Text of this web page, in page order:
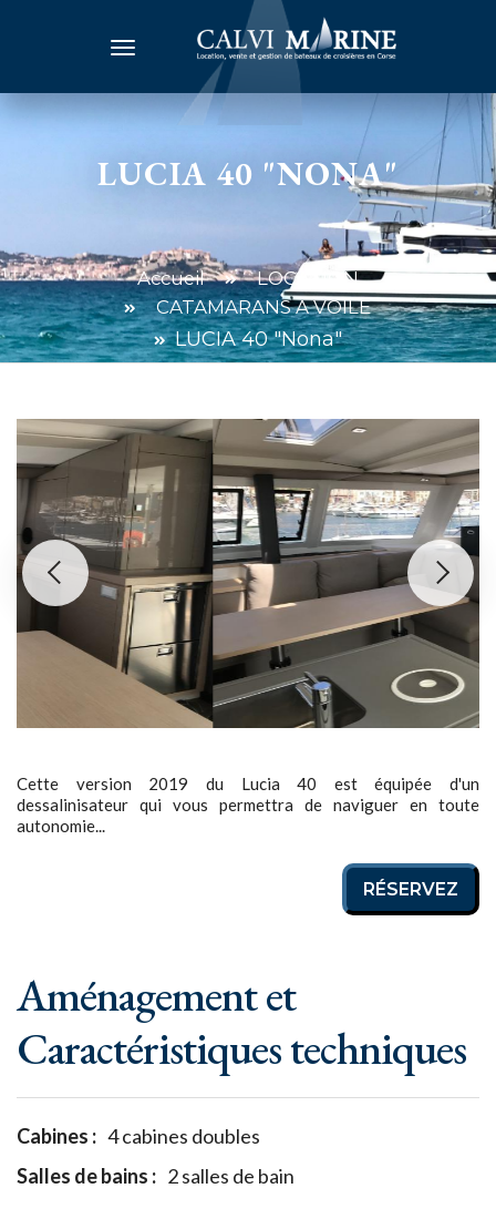
LUCIA 40 "NONA"
Accueil
LOCATION
CATAMARANS À VOILE
LUCIA 40 "Nona"
Cette version 2019 du Lucia 40 est équipée d'un
dessalinisateur qui vous permettra de naviguer en toute
autonomie...
RÉSERVEZ
Aménagement et
Caractéristiques techniques
Cabines : 4 cabines doubles
Salles de bains : 2 salles de bain